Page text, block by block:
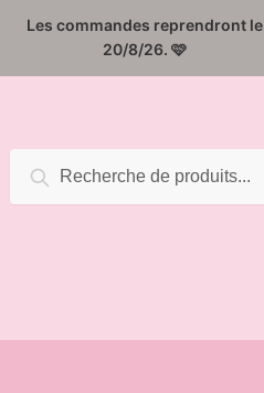
Les commandes reprendront le
20/8/26. 🩷
pour :
Recherche